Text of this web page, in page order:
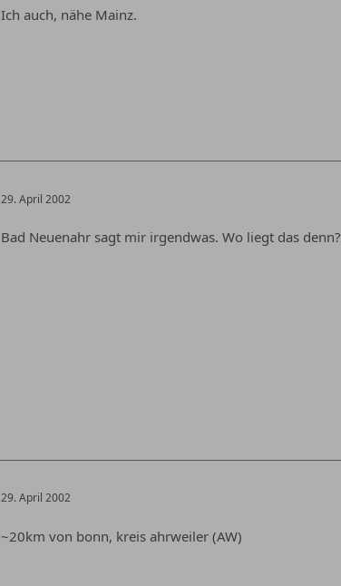
Ich auch, nähe Mainz.
29. April 2002
Bad Neuenahr sagt mir irgendwas. Wo liegt das denn?
29. April 2002
~20km von bonn, kreis ahrweiler (AW)